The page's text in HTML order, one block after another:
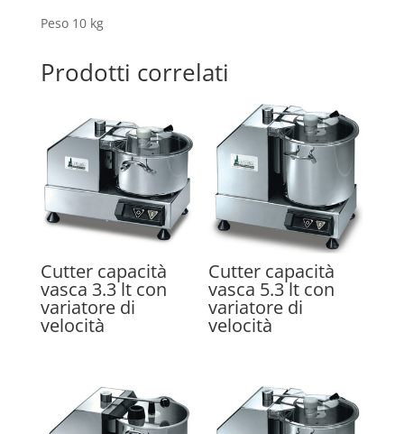
Peso 10 kg
Prodotti correlati
Cutter capacità
vasca 3.3 lt con
variatore di
velocità
Cutter capacità
vasca 5.3 lt con
variatore di
velocità